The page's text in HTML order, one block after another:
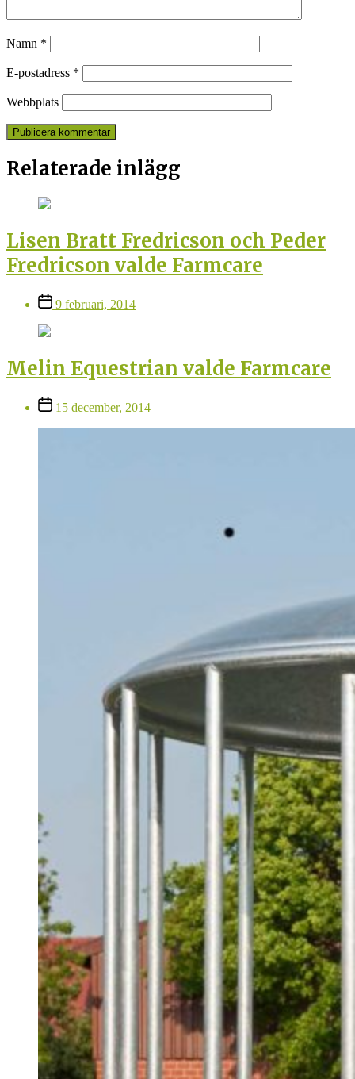
Namn *
E-postadress *
Webbplats
Relaterade inlägg
Lisen Bratt Fredricson och Peder
Fredricson valde Farmcare
Inläggsdatum
9 februari, 2014
Melin Equestrian valde Farmcare
Inläggsdatum
15 december, 2014